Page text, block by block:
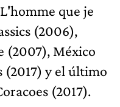
que je
(2006),
(2007), México
(2017) y el último
(2017).